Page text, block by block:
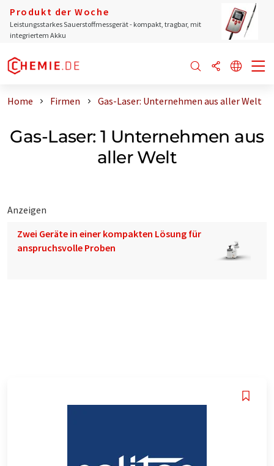
Produkt der Woche
Leistungsstarkes Sauerstoffmessgerät - kompakt, tragbar, mit
integriertem Akku
Home Firmen Gas-Laser: Unternehmen aus aller Welt
Gas-Laser: 1 Unternehmen aus
aller Welt
Anzeigen
Zwei Geräte in einer kompakten Lösung für
anspruchsvolle Proben